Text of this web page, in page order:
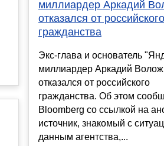
миллиардер Аркадий
отказался от российского
гражданства
Экс-глава и основатель
миллиардер Аркадий Волож
отказался от российского
гражданства. Об этом
Bloomberg со ссылкой на
источник, знакомый с
данным агентства,...